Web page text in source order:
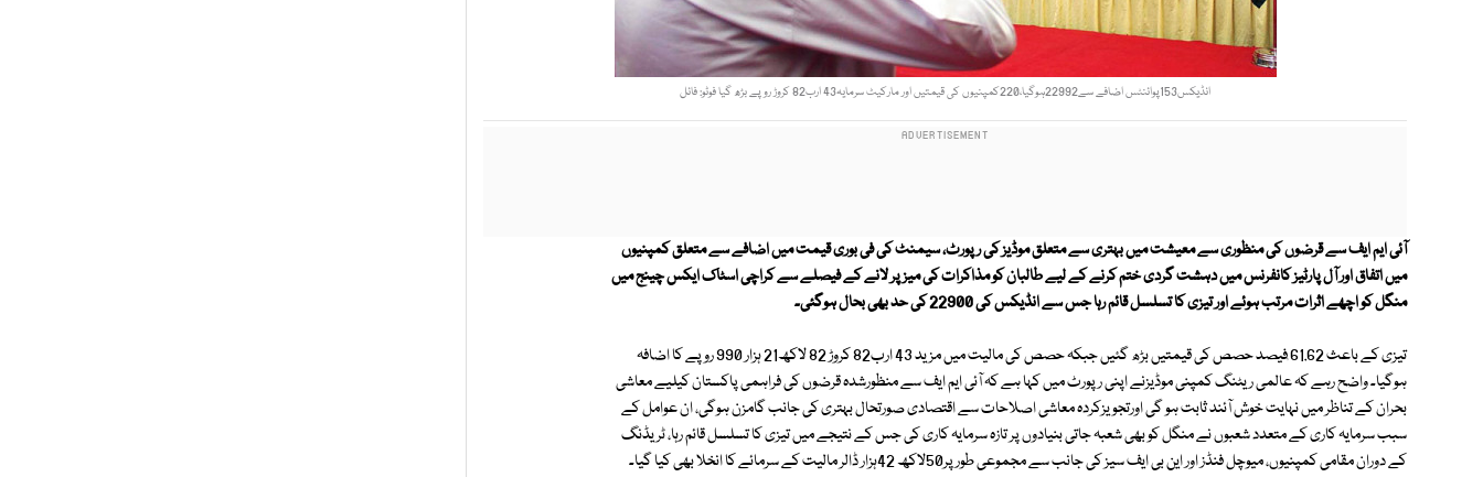
انڈیکس153پوائنٹس اضافے سے22992ہوگیا،220کمپنیوں کی قیمتیں اور مارکیٹ سرمایہ43 ارب82 کروڑ روپے بڑھ گیا فوٹو: فائل
آئی ایم ایف سے قرضوں کی منظوری سے معیشت میں بہتری سے متعلق موڈیز کی رپورٹ، سیمنٹ کی فی بوری قیمت میں اضافے سے متعلق کمپنیوں
میں اتفاق اور آل پارٹیز کانفرنس میں دہشت گردی ختم کرنے کے لیے طالبان کو مذاکرات کی میز پر لانے کے فیصلے سے کراچی اسٹاک ایکس چینج میں
منگل کو اچھے اثرات مرتب ہوئے اور تیزی کا تسلسل قائم رہا جس سے انڈیکس کی 22900 کی حد بھی بحال ہوگئی۔
تیزی کے باعث 61.62 ٖفیصد حصص کی قیمتیں بڑھ گئیں جبکہ حصص کی مالیت میں مزید 43 ارب82 کروڑ 82 لاکھ21 ہزار 990 روپے کا اضافہ
ہوگیا۔ واضح رہے کہ عالمی ریٹنگ کمپنی موڈیزنے اپنی رپورٹ میں کہا ہے کہ آئی ایم ایف سے منظورشدہ قرضوں کی فراہمی پاکستان کیلیے معاشی
بحران کے تناظر میں نہایت خوش آئند ثابت ہو گی اورتجویزکردہ معاشی اصلاحات سے اقتصادی صورتحال بہتری کی جانب گامزن ہوگی، ان عوامل کے
سبب سرمایہ کاری کے متعدد شعبوں نے منگل کو بھی شعبہ جاتی بنیادوں پر تازہ سرمایہ کاری کی جس کے نتیجے میں تیزی کا تسلسل قائم رہا، ٹریڈنگ
کے دوران مقامی کمپنیوں، میوچل فنڈز اور این بی ایف سیز کی جانب سے مجموعی طور پر50لاکھ 42ہزار ڈالر مالیت کے سرمائے کا انخلا بھی کیا گیا۔